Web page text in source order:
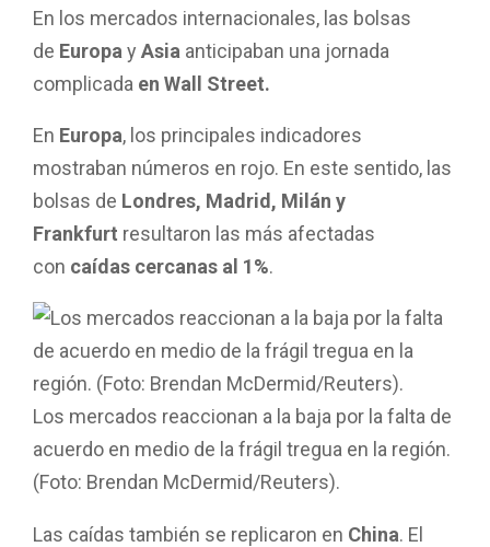
En los mercados internacionales, las bolsas
de Europa y Asia anticipaban una jornada
complicada en Wall Street.
En Europa, los principales indicadores
mostraban números en rojo. En este sentido, las
bolsas de Londres, Madrid, Milán y
Frankfurt resultaron las más afectadas
con caídas cercanas al 1%.
Los mercados reaccionan a la baja por la falta de
acuerdo en medio de la frágil tregua en la región.
(Foto: Brendan McDermid/Reuters).
Las caídas también se replicaron en China. El